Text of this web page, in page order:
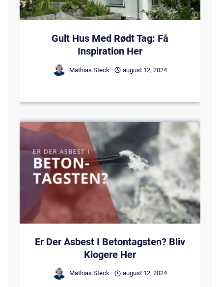
Gult Hus Med Rødt Tag: Få
Inspiration Her
Mathias Steck august 12, 2024
Er Der Asbest I Betontagsten? Bliv
Klogere Her
Mathias Steck august 12, 2024